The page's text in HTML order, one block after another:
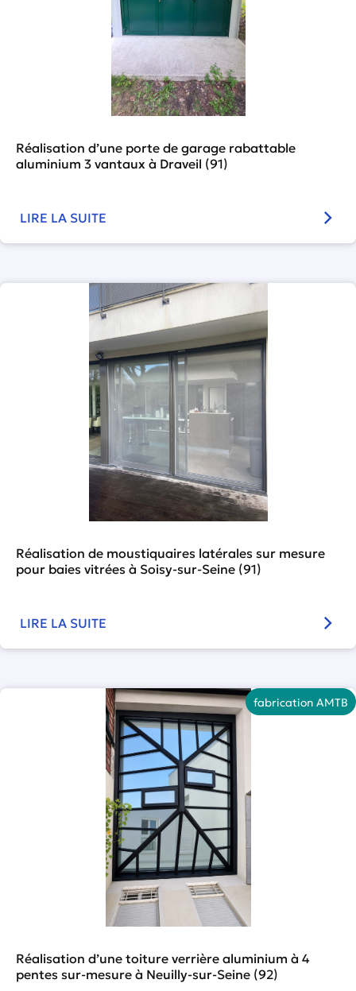
Réalisation d’une porte de garage rabattable
aluminium 3 vantaux à Draveil (91)
LIRE LA SUITE
Réalisation de moustiquaires latérales sur mesure
pour baies vitrées à Soisy-sur-Seine (91)
LIRE LA SUITE
fabrication AMTB
Réalisation d’une toiture verrière aluminium à 4
pentes sur-mesure à Neuilly-sur-Seine (92)